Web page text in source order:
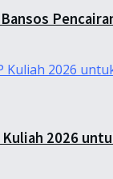
2026